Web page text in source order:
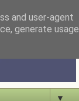
▼
and user-agent
generate usage